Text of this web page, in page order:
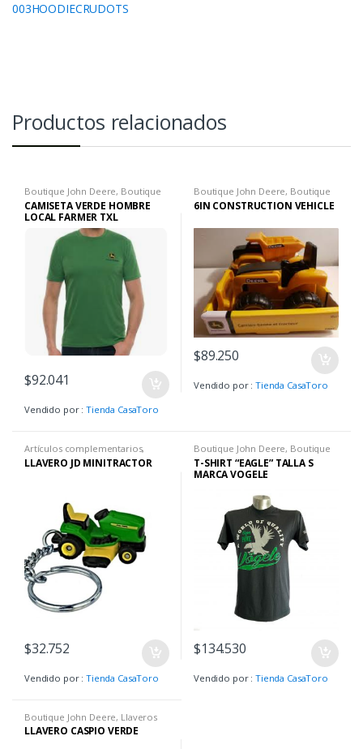
003HOODIECRUDOTS
Productos relacionados
Boutique John Deere, Boutique
John Deere ,Ropa H
CAMISETA VERDE HOMBRE
LOCAL FARMER TXL
$92.041
Vendido por :Tienda CasaToro
Boutique John Deere, Boutique
John Deere
6IN CONSTRUCTION VEHICLE
$89.250
Vendido por :Tienda CasaToro
Artículos complementarios,
Boutique John Deere,Llaveros
Llaveros
LLAVERO JD MINITRACTOR
$32.752
Vendido por :Tienda CasaToro
Boutique John Deere, Boutique
John Deere,Camisetas H
T-SHIRT “EAGLE” TALLA S
MARCA VOGELE
$134.530
Vendido por :Tienda CasaToro
Boutique John Deere, Llaveros
LLAVERO CASPIO VERDE